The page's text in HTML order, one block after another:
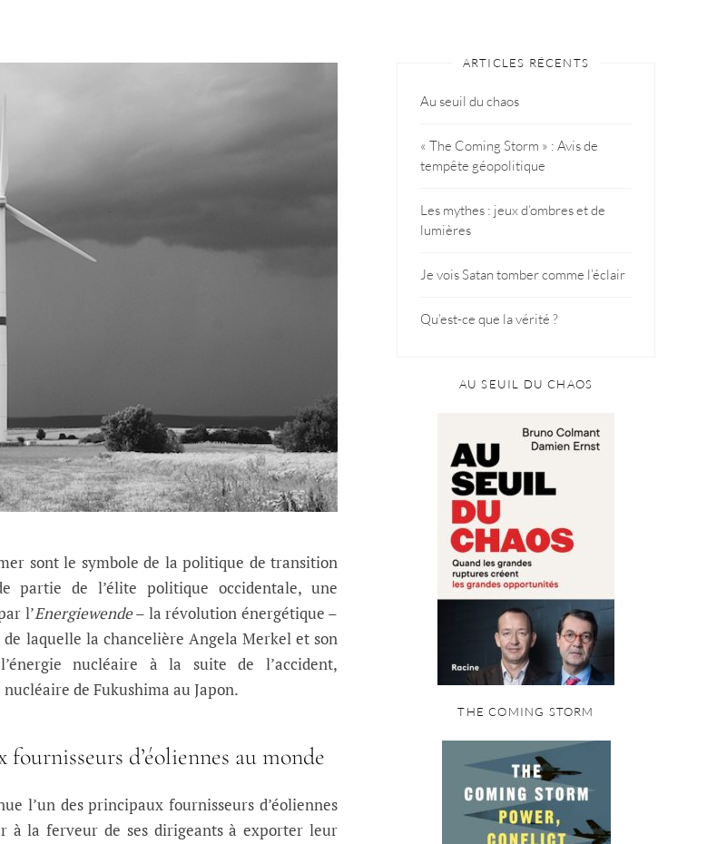
sont le symbole de la politique de transition
partie de l’élite politique occidentale, une
l’Energiewende– la révolution énergétique –
laquelle la chancelière Angela Merkel et son
nucléaire à la suite de l’accident,
de Fukushima au Japon.
d’éoliennes au monde
l’un des principaux fournisseurs d’éoliennes
à la ferveur de ses dirigeants à exporter leur
ARTICLES RÉCENTS
Au seuil du chaos
« The Coming Storm » : Avis de
tempête géopolitique
Les mythes : jeux d’ombres et de
lumières
Je vois Satan tomber comme l’éclair
Qu’est-ce que la vérité ?
AU SEUIL DU CHAOS
THE COMING STORM